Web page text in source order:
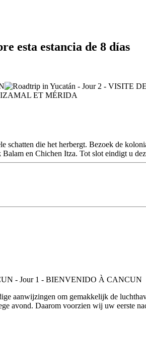
esta estancia de 8 días
schatten die het herbergt. Bezoek de
en Chichen Itza. Tot slot eindigt u
aanwijzingen om gemakkelijk de
avond. Daarom voorzien wij uw eerste